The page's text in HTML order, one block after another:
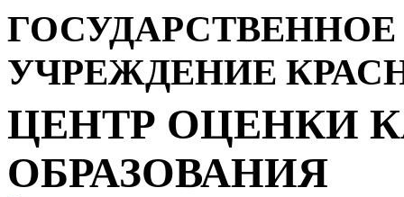
УЧРЕЖДЕНИЕ
ЦЕНТР ОЦЕНКИ
ОБРАЗОВАНИЯ